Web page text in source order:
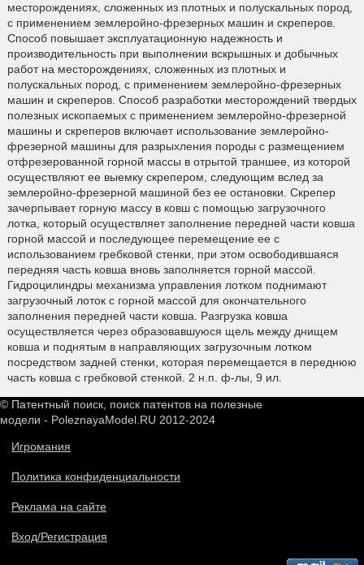
месторождениях, сложенных из плотных и полускальных пород,
с применением землеройно-фрезерных машин и скреперов.
Способ повышает эксплуатационную надежность и
производительность при выполнении вскрышных и добычных
работ на месторождениях, сложенных из плотных и
полускальных пород, с применением землеройно-фрезерных
машин и скреперов. Способ разработки месторождений твердых
полезных ископаемых с применением землеройно-фрезерной
машины и скреперов включает использование землеройно-
фрезерной машины для разрыхления породы с размещением
отфрезерованной горной массы в отрытой траншее, из которой
осуществляют ее выемку скрепером, следующим вслед за
землеройно-фрезерной машиной без ее остановки. Скрепер
зачерпывает горную массу в ковш с помощью загрузочного
лотка, который осуществляет заполнение передней части ковша
горной массой и последующее перемещение ее с
использованием гребковой стенки, при этом освободившаяся
передняя часть ковша вновь заполняется горной массой.
Гидроцилиндры механизма управления лотком поднимают
загрузочный лоток с горной массой для окончательного
заполнения передней части ковша. Разгрузка ковша
осуществляется через образовавшуюся щель между днищем
ковша и поднятым в направляющих загрузочным лотком
посредством задней стенки, которая перемещается в переднюю
часть ковша с гребковой стенкой. 2 н.п. ф-лы, 9 ил.
© Патентный поиск, поиск патентов на полезные
модели - PoleznayaModel.RU 2012-2024
Игромания
Политика конфиденциальности
Реклама на сайте
Вход/Регистрация